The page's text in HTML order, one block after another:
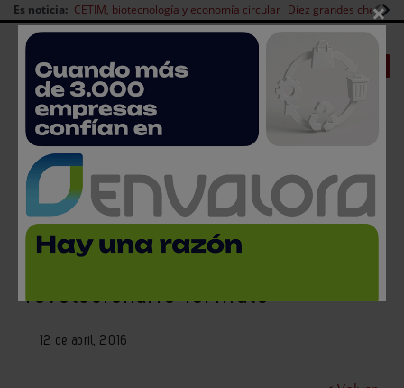
Es noticia: CETIM, biotecnología y economía circular Diez grandes chefs
Redes Sociales
Es noticia
| CANAL EMPLEO Login empresas Registro
Granini relanza su gama en
envases Tetra Brik con un
revolucionario formato
12 de abril, 2016
×